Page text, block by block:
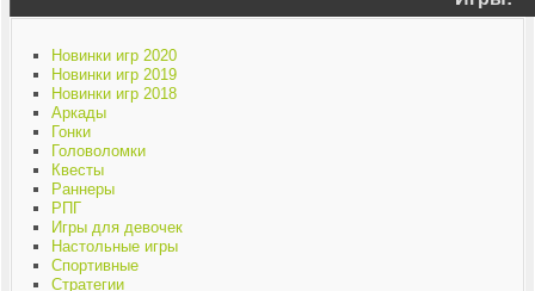
Новинки игр 2020
Новинки игр 2019
Новинки игр 2018
Аркады
Гонки
Головоломки
Квесты
Раннеры
РПГ
Игры для девочек
Настольные игры
Спортивные
Стратегии